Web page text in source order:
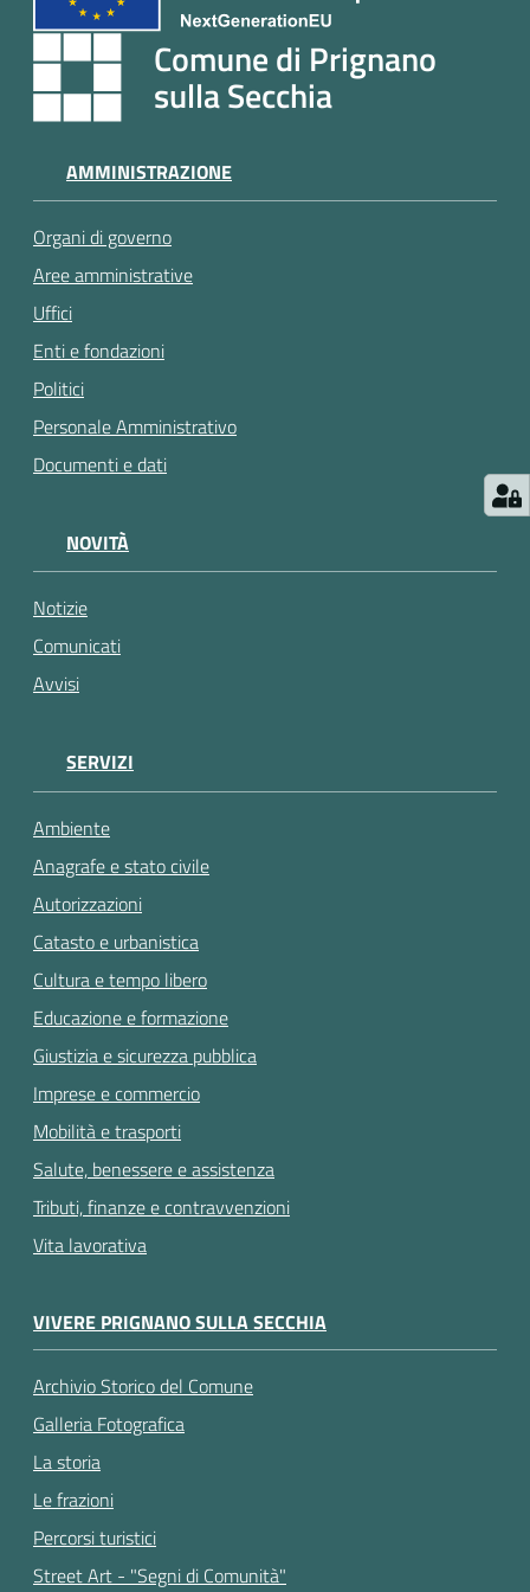
a
p
p
u
a
m
e
n
t
o
Street
argomenti...
Comune di Prignano
sulla Secchia
AMMINISTRAZIONE
Organi di governo
Aree amministrative
Uffici
Enti e fondazioni
Politici
Personale Amministrativo
Documenti e dati
NOVITÀ
Notizie
Comunicati
Avvisi
SERVIZI
Ambiente
Anagrafe e stato civile
Autorizzazioni
Catasto e urbanistica
Cultura e tempo libero
Educazione e formazione
Giustizia e sicurezza pubblica
Imprese e commercio
Mobilità e trasporti
Salute, benessere e assistenza
Tributi, finanze e contravvenzioni
Vita lavorativa
VIVERE PRIGNANO SULLA SECCHIA
Archivio Storico del Comune
Galleria Fotografica
La storia
Le frazioni
Percorsi turistici
Street Art - "Segni di Comunità"